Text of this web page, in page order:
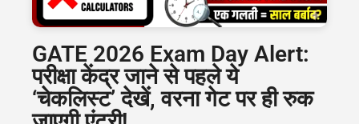
GATE 2026 Exam Day Alert:
परीक्षा केंद्र जाने से पहले ये
‘चेकलिस्ट’ देखें, वरना गेट पर ही रुक